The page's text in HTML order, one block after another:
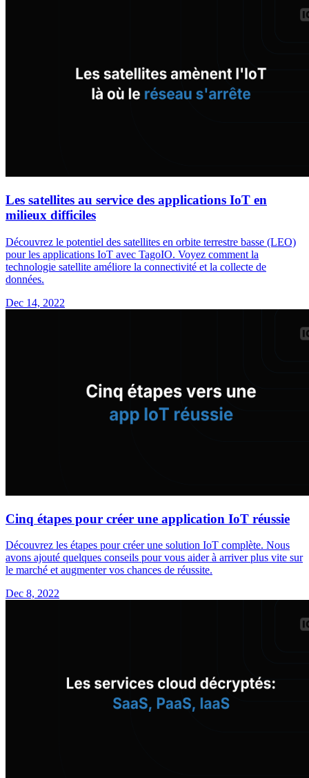
Les satellites au service des applications IoT en
milieux difficiles
Découvrez le potentiel des satellites en orbite terrestre basse (LEO)
pour les applications IoT avec TagoIO. Voyez comment la
technologie satellite améliore la connectivité et la collecte de
données.
Dec 14, 2022
Cinq étapes pour créer une application IoT réussie
Découvrez les étapes pour créer une solution IoT complète. Nous
avons ajouté quelques conseils pour vous aider à arriver plus vite sur
le marché et augmenter vos chances de réussite.
Dec 8, 2022